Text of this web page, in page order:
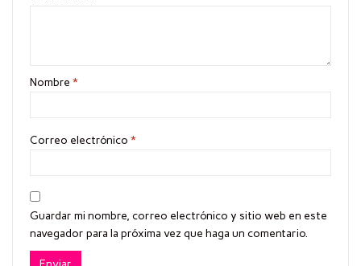
Nombre *
Correo electrónico *
Guardar mi nombre, correo electrónico y sitio web en este
navegador para la próxima vez que haga un comentario.